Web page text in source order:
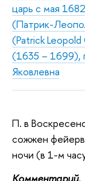
царь с мая 1682
(Патрик-
(Patrick
(1635 – 1699),
Яковлевна
П. в
сожжен
ночи (в 1-м